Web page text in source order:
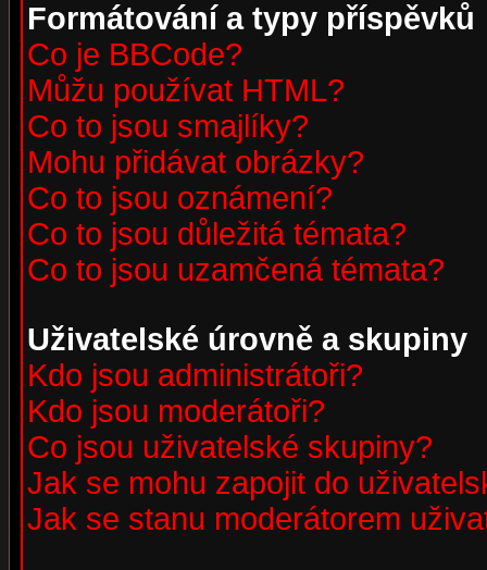
Formátování a typy příspěvků
Co je BBCode?
Můžu používat HTML?
Co to jsou smajlíky?
Mohu přidávat obrázky?
Co to jsou oznámení?
Co to jsou důležitá témata?
Co to jsou uzamčená témata?
Uživatelské úrovně a skupiny
Kdo jsou administrátoři?
Kdo jsou moderátoři?
Co jsou uživatelské skupiny?
Jak se mohu zapojit do
Jak se stanu moderátorem